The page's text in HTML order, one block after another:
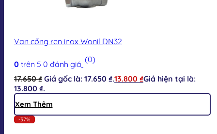
Van cổng ren inox Wonil DN32
0 trên 5 0 đánh giá (0)
17.650₫ Giá gốc là: 17.650 ₫.13.800 ₫Giá hiện tại là:
13.800 ₫.
Xem Thêm
-37%